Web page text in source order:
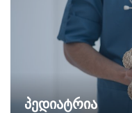
პედიატრია